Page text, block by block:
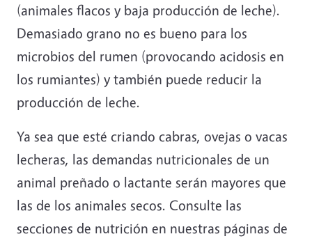
(animales flacos y baja producción de leche).
Demasiado grano no es bueno para los
microbios del rumen (provocando acidosis en
los rumiantes) y también puede reducir la
producción de leche.
Ya sea que esté criando cabras, ovejas o vacas
lecheras, las demandas nutricionales de un
animal preñado o lactante serán mayores que
las de los animales secos. Consulte las
secciones de nutrición en nuestras páginas de